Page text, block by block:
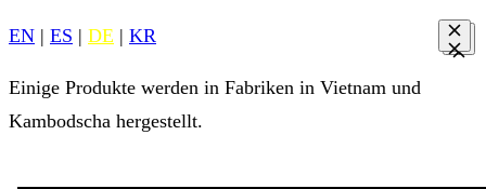
EN | ES | DE | KR
Einige Produkte werden in Fabriken in Vietnam und
Kambodscha hergestellt.